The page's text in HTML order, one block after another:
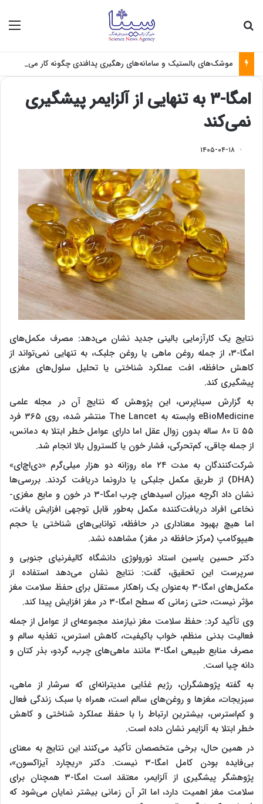
موشک‌های بالستیک و سامانه‌های رهگیری پدافندی چگونه کار می کنند؟
امگا-۳ به تنهایی از آلزایمر پیشگیری
نمی‌کند
۱۴۰۵-۰۴-۱۸
نتایج یک کارآزمایی بالینی جدید نشان می‌دهد: مصرف مکمل‌های
امگا-۳، از جمله روغن ماهی یا روغن جلبک، به تنهایی نمی‌تواند از
کاهش حافظه، افت عملکرد شناختی یا تحلیل سلول‌های مغزی
پیشگیری کند.
به گزارش سیناپرس، این پژوهش که نتایج آن در مجله علمی
eBioMedicine وابسته به The Lancet منتشر شده، روی ۳۶۵ فرد
۵۵ تا ۸۰ ساله بدون زوال عقل اما دارای عوامل خطر ابتلا به دمانس،
از جمله چاقی، کم‌تحرکی، فشار خون یا کلسترول بالا انجام شد.
شرکت‌کنندگان به مدت ۲۴ ماه روزانه دو هزار میلی‌گرم «دی‌اچ‌ای»
(DHA) از طریق مکمل جلبکی یا دارونما دریافت کردند. بررسی‌ها
نشان داد اگرچه میزان اسیدهای چرب امگا-۳ در خون و مایع مغزی-
نخاعی افراد دریافت‌کننده مکمل به‌طور قابل توجهی افزایش یافت،
اما هیچ بهبود معناداری در حافظه، توانایی‌های شناختی یا حجم
هیپوکامپ (مرکز حافظه در مغز) مشاهده نشد.
دکتر حسین یاسین استاد نورولوژی دانشگاه کالیفرنیای جنوبی و
سرپرست این تحقیق، گفت: نتایج نشان می‌دهد استفاده از
مکمل‌های امگا-۳ به‌عنوان یک راهکار مستقل برای حفظ سلامت مغز
مؤثر نیست، حتی زمانی که سطح امگا-۳ در مغز افزایش پیدا کند.
وی تأکید کرد: حفظ سلامت مغز نیازمند مجموعه‌ای از عوامل از جمله
فعالیت بدنی منظم، خواب باکیفیت، کاهش استرس، تغذیه سالم و
مصرف منابع طبیعی امگا-۳ مانند ماهی‌های چرب، گردو، بذر کتان و
دانه چیا است.
به گفته پژوهشگران، رژیم غذایی مدیترانه‌ای که سرشار از ماهی،
سبزیجات، مغزها و روغن‌های سالم است، همراه با سبک زندگی فعال
و کم‌استرس، بیشترین ارتباط را با حفظ عملکرد شناختی و کاهش
خطر ابتلا به آلزایمر نشان داده است.
در همین حال، برخی متخصصان تأکید می‌کنند این نتایج به معنای
بی‌فایده بودن کامل امگا-۳ نیست. دکتر «ریچارد آیزاکسون»،
پژوهشگر پیشگیری از آلزایمر، معتقد است امگا-۳ همچنان برای
سلامت مغز اهمیت دارد، اما اثر آن زمانی بیشتر نمایان می‌شود که